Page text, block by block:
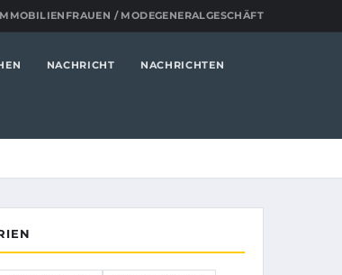
FRAUEN / MODEGENERALGESCHÄFT
NACHRICHT NACHRICHTEN